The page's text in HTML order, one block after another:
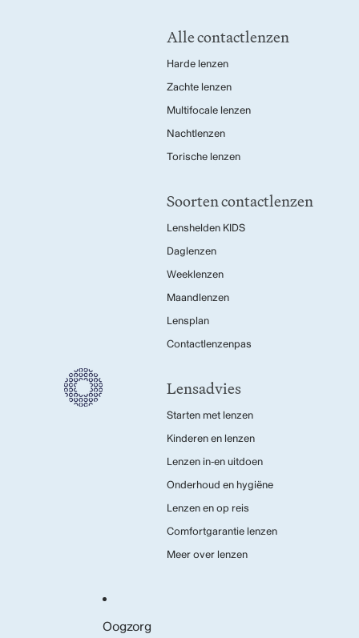
Alle contactlenzen
Harde lenzen
Zachte lenzen
Multifocale lenzen
Nachtlenzen
Torische lenzen
Soorten contactlenzen
Lenshelden KIDS
Daglenzen
Weeklenzen
Maandlenzen
Lensplan
Contactlenzenpas
Lensadvies
Starten met lenzen
Kinderen en lenzen
Lenzen in-en uitdoen
Onderhoud en hygiëne
Lenzen en op reis
Comfortgarantie lenzen
Meer over lenzen
Oogzorg